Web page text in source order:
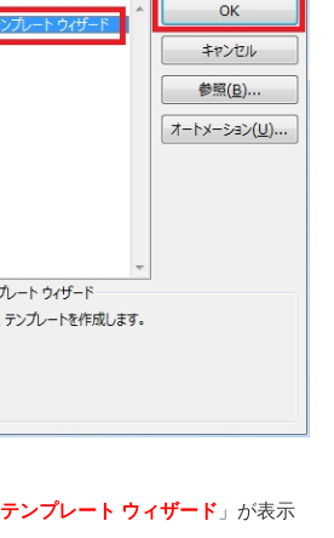
テンプレート ウィザード 」が表示